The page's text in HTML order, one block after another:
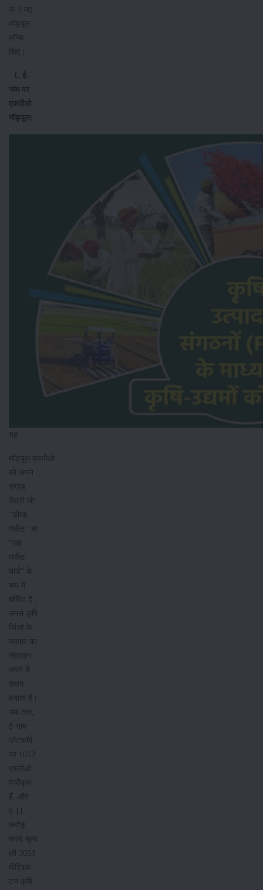
के 3 नए
मॉड्यूल
लॉन्च
किए।
1. ई-
नाम पर
एफपीओ
मॉड्यूल:
यह
मॉड्यूल एफपीओ
को अपने
संग्रह
केंद्रों जो
"डीम्ड
मार्केट" या
"सब
मार्केट
यार्ड" के
रूप में
घोषित हैं ,
उनसे कृषि
जिंसों के
व्यापार का
संचालन
करने में
सक्षम
बनाता है।
अब तक,
ई-नाम
प्लेटफॉर्म
पर 1012
एफपीओ
पंजीकृत
हैं, और
8.11
करोड़
रुपये मूल्य
की 3053
मीट्रिक
टन कृषि-